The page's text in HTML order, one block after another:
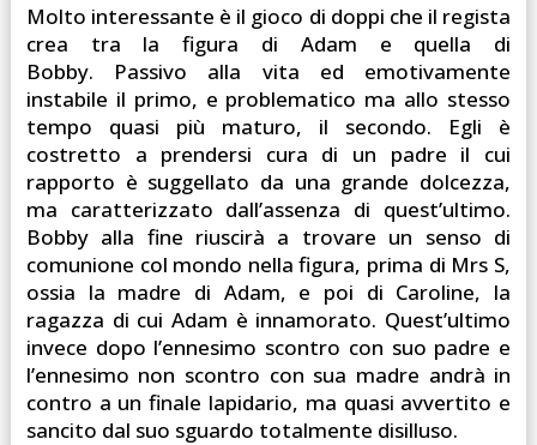
Molto interessante è il gioco di doppi che il regista
crea tra la figura di Adam e quella di
Bobby. Passivo alla vita ed emotivamente
instabile il primo, e problematico ma allo stesso
tempo quasi più maturo, il secondo. Egli è
costretto a prendersi cura di un padre il cui
rapporto è suggellato da una grande dolcezza,
ma caratterizzato dall’assenza di quest’ultimo.
Bobby alla fine riuscirà a trovare un senso di
comunione col mondo nella figura, prima di Mrs S,
ossia la madre di Adam, e poi di Caroline, la
ragazza di cui Adam è innamorato. Quest’ultimo
invece dopo l’ennesimo scontro con suo padre e
l’ennesimo non scontro con sua madre andrà in
contro a un finale lapidario, ma quasi avvertito e
sancito dal suo sguardo totalmente disilluso.